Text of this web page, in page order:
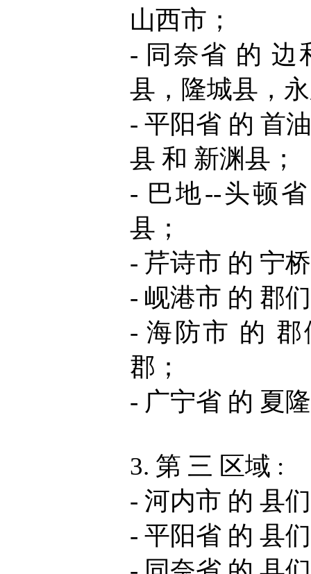
山西市；
- 同奈省 的 边
县，隆城县，
- 平阳省 的 首
县 和 新渊县；
- 巴地--头顿
县；
- 芹诗市 的 宁
- 岘港市 的 郡
- 海防市 的
郡；
- 广宁省 的 夏
3. 第 三 区域 :
- 河内市 的 县
- 平阳省 的 县